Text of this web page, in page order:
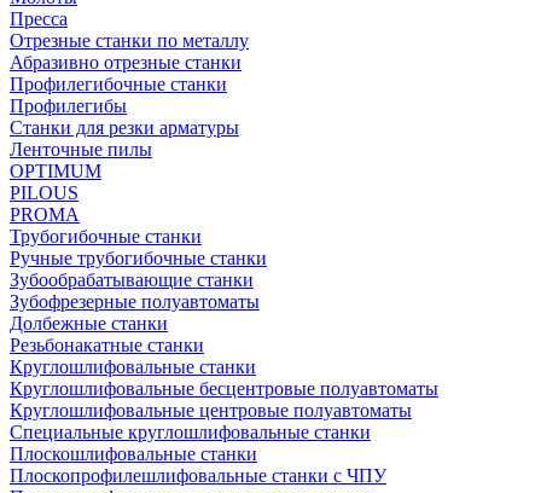
Пресса
Отрезные станки по металлу
Абразивно отрезные станки
Профилегибочные станки
Профилегибы
Станки для резки арматуры
Ленточные пилы
OPTIMUM
PILOUS
PROMA
Трубогибочные станки
Ручные трубогибочные станки
Зубообрабатывающие станки
Зубофрезерные полуавтоматы
Долбежные станки
Резьбонакатные станки
Круглошлифовальные станки
Круглошлифовальные бесцентровые полуавтоматы
Круглошлифовальные центровые полуавтоматы
Специальные круглошлифовальные станки
Плоскошлифовальные станки
Плоскопрофилешлифовальные станки с ЧПУ